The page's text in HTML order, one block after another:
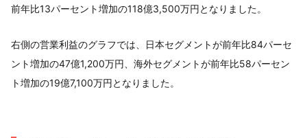
前年比13パーセント増加の118億3,500万円となりました。
右側の営業利益のグラフでは、日本セグメントが前年比84パーセ
ント増加の47億1,200万円、海外セグメントが前年比58パーセン
ト増加の19億7,100万円となりました。